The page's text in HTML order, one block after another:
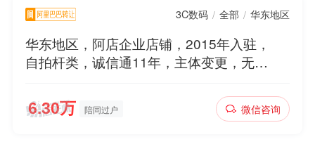
3C数码 / 全部 / 华东地区
华东地区，阿店企业店铺，2015年入驻，
自拍杆类，诚信通11年，主体变更，无扣
陪同过户 微信咨询